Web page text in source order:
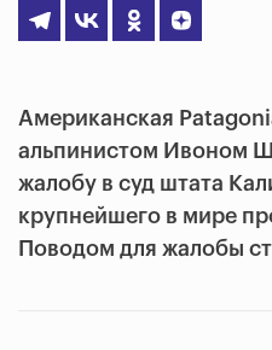
Американская
альпинистом Ивоном
жалобу в суд штата
крупнейшего в мире
Поводом для жалобы